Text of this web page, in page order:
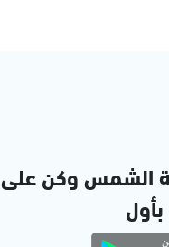
الشمس وكن على
بأول